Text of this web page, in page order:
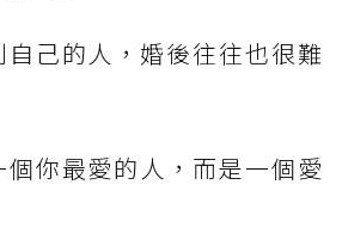
己的人，婚後往往也很難
你最愛的人，而是一個愛